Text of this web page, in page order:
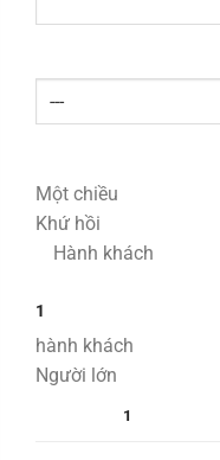
Một chiều
Khứ hồi
Hành khách
1
hành khách
Người lớn
1